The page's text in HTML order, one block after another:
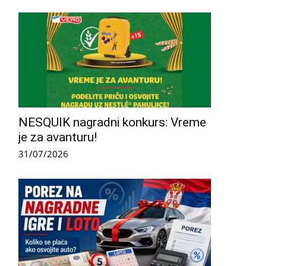
NESQUIK nagradni konkurs: Vreme
je za avanturu!
31/07/2026